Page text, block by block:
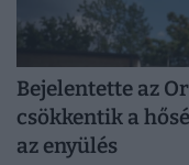
Bejelentette az
csökkentik a
az enyülés